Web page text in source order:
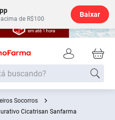
de R$100
Baixar
Socorros
Cicatrisan Sanfarma